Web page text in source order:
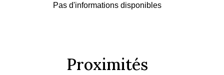
Pas d'informations disponibles
Proximités